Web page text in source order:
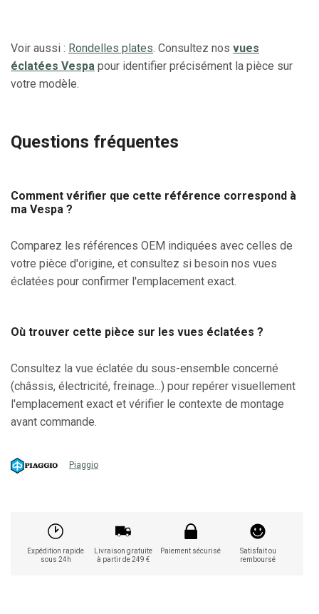
Voir aussi : Rondelles plates. Consultez nos vues
éclatées Vespa pour identifier précisément la pièce sur
votre modèle.
Questions fréquentes
Comment vérifier que cette référence correspond à
ma Vespa ?
Comparez les références OEM indiquées avec celles de
votre pièce d'origine, et consultez si besoin nos vues
éclatées pour confirmer l'emplacement exact.
Où trouver cette pièce sur les vues éclatées ?
Consultez la vue éclatée du sous-ensemble concerné
(châssis, électricité, freinage...) pour repérer visuellement
l'emplacement exact et vérifier le contexte de montage
avant commande.
Piaggio
Expédition rapide
sous 24h
Livraison gratuite
à partir de 249 €
Paiement sécurisé
Satisfait ou
remboursé